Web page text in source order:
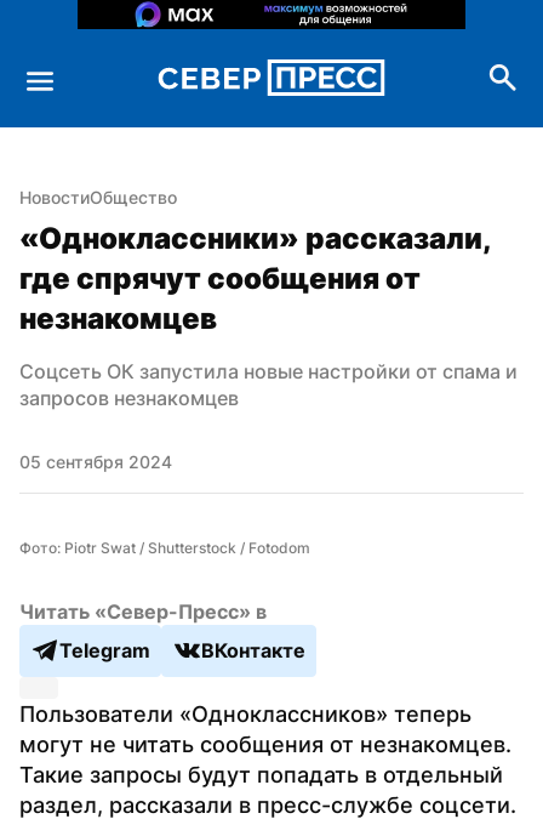
НовостиОбщество
«Одноклассники» рассказали,
где спрячут сообщения от
незнакомцев
Соцсеть ОК запустила новые настройки от спама и
запросов незнакомцев
05 сентября 2024
Фото: Piotr Swat / Shutterstock / Fotodom
Читать «Север-Пресс» в
Telegram
ВКонтакте
Пользователи «Одноклассников» теперь
могут не читать сообщения от незнакомцев.
Такие запросы будут попадать в отдельный
раздел, рассказали в пресс-службе соцсети.